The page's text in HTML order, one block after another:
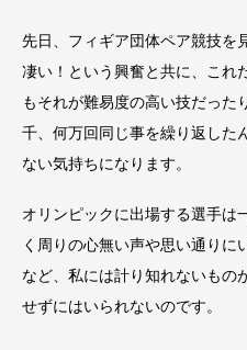
先日、フィギア団体ペア競技を
凄い！という興奮と共に、これ
もそれが難易度の高い技だった
千、何万回同じ事を繰り返した
ない気持ちになります。
オリンピックに出場する選手は
く周りの心無い声や思い通りに
など、私には計り知れないもの
せずにはいられないのです。